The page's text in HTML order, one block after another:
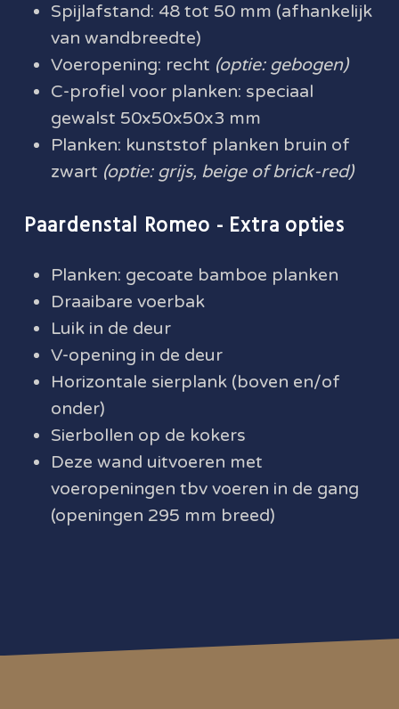
Spijlafstand: 48 tot 50 mm (afhankelijk
van wandbreedte)
Voeropening: recht (optie: gebogen)
C-profiel voor planken: speciaal
gewalst 50x50x50x3 mm
Planken: kunststof planken bruin of
zwart (optie: grijs, beige of brick-red)
Paardenstal Romeo - Extra opties
Planken: gecoate bamboe planken
Draaibare voerbak
Luik in de deur
V-opening in de deur
Horizontale sierplank (boven en/of
onder)
Sierbollen op de kokers
Deze wand uitvoeren met
voeropeningen tbv voeren in de gang
(openingen 295 mm breed)